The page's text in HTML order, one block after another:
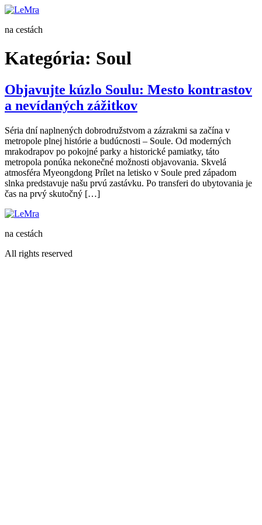
Preskočiť
obsah
na cestách
Kategória: Soul
Objavujte kúzlo Soulu: Mesto kontrastov
a nevídaných zážitkov
Séria dní naplnených dobrodružstvom a zázrakmi sa začína v
metropole plnej histórie a budúcnosti – Soule. Od moderných
mrakodrapov po pokojné parky a historické pamiatky, táto
metropola ponúka nekonečné možnosti objavovania. Skvelá
atmosféra Myeongdong Prílet na letisko v Soule pred západom
slnka predstavuje našu prvú zastávku. Po transferi do ubytovania je
čas na prvý skutočný […]
na cestách
All rights reserved